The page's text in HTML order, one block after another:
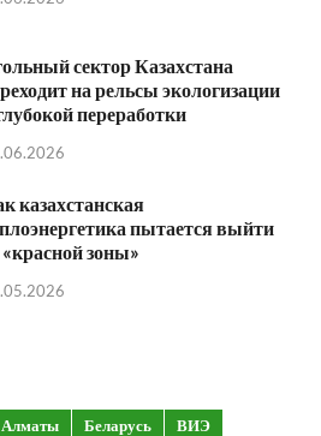
сектор Казахстана
на рельсы экологизации
переработки
казахстанская
пытается выйти
«красной зоны»
Алматы Беларусь
ВИЭ